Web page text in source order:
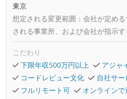
東京
想定される変更範囲： 会社が定め
される事業所、および会社が指⽰
こだわり
下限年収500万円以上
アジャ
コードレビュー文化
自社サ
フルリモート可
オンライン